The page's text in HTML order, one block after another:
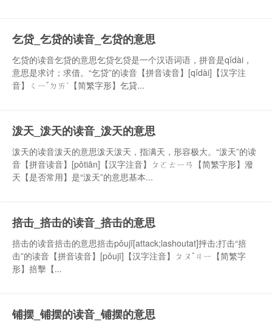
乞贷_乞贷的读音_乞贷的意思
乞贷的读音乞贷的意思乞贷乞贷是一个汉语词语，拼音是qǐdài，
意思是求讨；求借。“乞贷”的读音【拼音读音】[qǐdài]【汉字注
音】ㄑㄧˇㄉㄞˋ【简繁字形】乞貸...
泼天_泼天的读音_泼天的意思
泼天的读音泼天的意思泼天泼天，指满天，形容极大。“泼天”的读
音【拼音读音】[pōtiān]【汉字注音】ㄆㄛㄊㄧㄢ【简繁字形】潑
天【是否常用】是“泼天”的意思基本...
掊击_掊击的读音_掊击的意思
掊击的读音掊击的意思掊击pǒujī[attack;lashoutat]抨击;打击“掊
击”的读音【拼音读音】[pǒujī]【汉字注音】ㄆㄡˇㄐㄧ【简繁字
形】掊擊【...
铺摆_铺摆的读音_铺摆的意思